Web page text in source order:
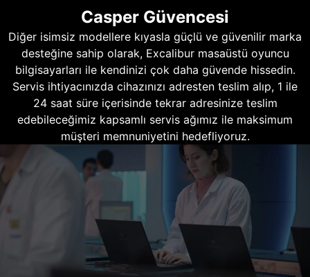
Casper Güvencesi
Diğer isimsiz modellere kıyasla güçlü ve güvenilir marka
desteğine sahip olarak, Excalibur masaüstü oyuncu
bilgisayarları ile kendinizi çok daha güvende hissedin.
Servis ihtiyacınızda cihazınızı adresten teslim alıp, 1 ile
24 saat süre içerisinde tekrar adresinize teslim
edebileceğimiz kapsamlı servis ağımız ile maksimum
müşteri memnuniyetini hedefliyoruz.